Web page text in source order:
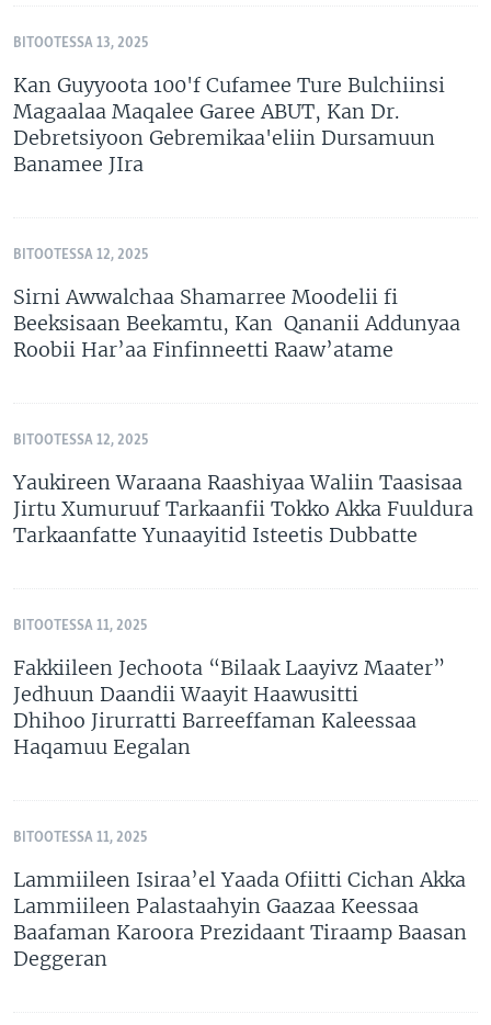
BITOOTESSA 13, 2025
Kan Guyyoota 100'f Cufamee Ture Bulchiinsi
Magaalaa Maqalee Garee ABUT, Kan Dr.
Debretsiyoon Gebremikaa'eliin Dursamuun
Banamee JIra
BITOOTESSA 12, 2025
Sirni Awwalchaa Shamarree Moodelii fi
Beeksisaan Beekamtu, Kan Qananii Addunyaa
Roobii Har’aa Finfinneetti Raaw’atame
BITOOTESSA 12, 2025
Yaukireen Waraana Raashiyaa Waliin Taasisaa
Jirtu Xumuruuf Tarkaanfii Tokko Akka Fuuldura
Tarkaanfatte Yunaayitid Isteetis Dubbatte
BITOOTESSA 11, 2025
Fakkiileen Jechoota “Bilaak Laayivz Maater”
Jedhuun Daandii Waayit Haawusitti
Dhihoo Jirurratti Barreeffaman Kaleessaa
Haqamuu Eegalan
BITOOTESSA 11, 2025
Lammiileen Isiraa’el Yaada Ofiitti Cichan Akka
Lammiileen Palastaahyin Gaazaa Keessaa
Baafaman Karoora Prezidaant Tiraamp Baasan
Deggeran